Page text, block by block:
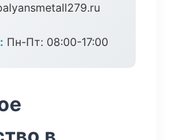
Пн-Пт: 08:00-17:00